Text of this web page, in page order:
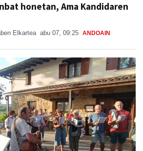
honetan, Ama Kandidaren
Elkartea abu 07, 09:25 ANDOAIN